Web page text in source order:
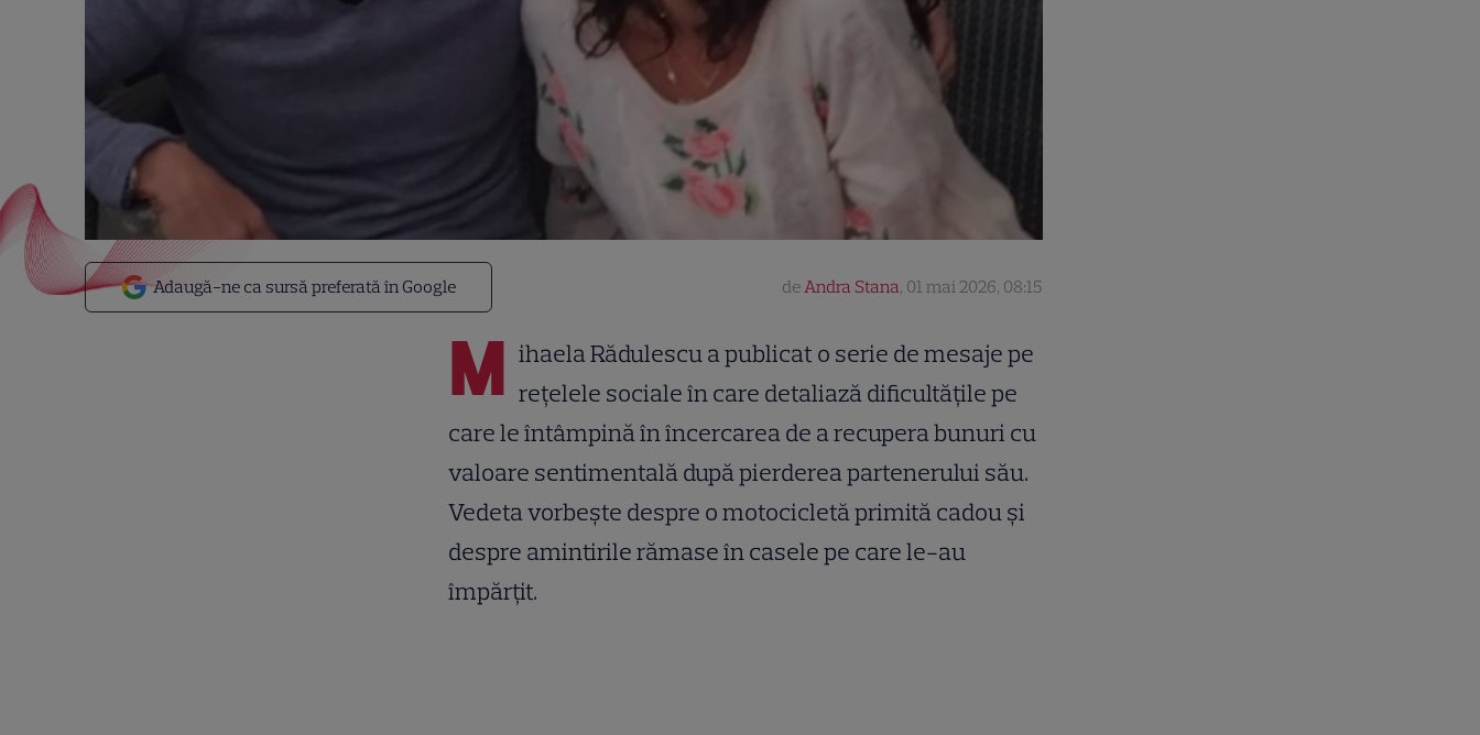
Adaugă-ne ca sursă preferată în Google deAndra Stana, 01 mai 2026, 08:15
M ihaela Rădulescu a publicat o serie de mesaje pe
rețelele sociale în care detaliază dificultățile pe
care le întâmpină în încercarea de a recupera bunuri cu
valoare sentimentală după pierderea partenerului său.
Vedeta vorbește despre o motocicletă primită cadou și
despre amintirile rămase în casele pe care le-au
împărțit.